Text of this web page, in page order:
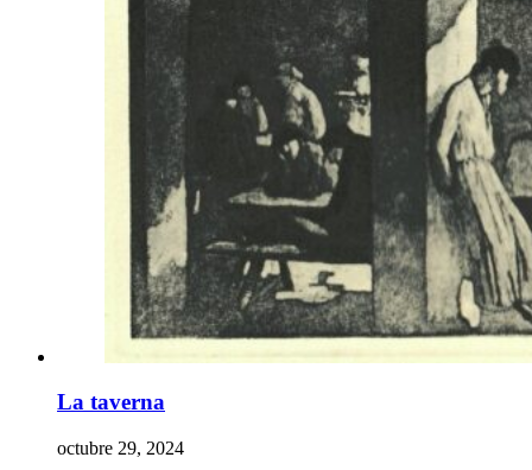
La taverna
octubre 29, 2024